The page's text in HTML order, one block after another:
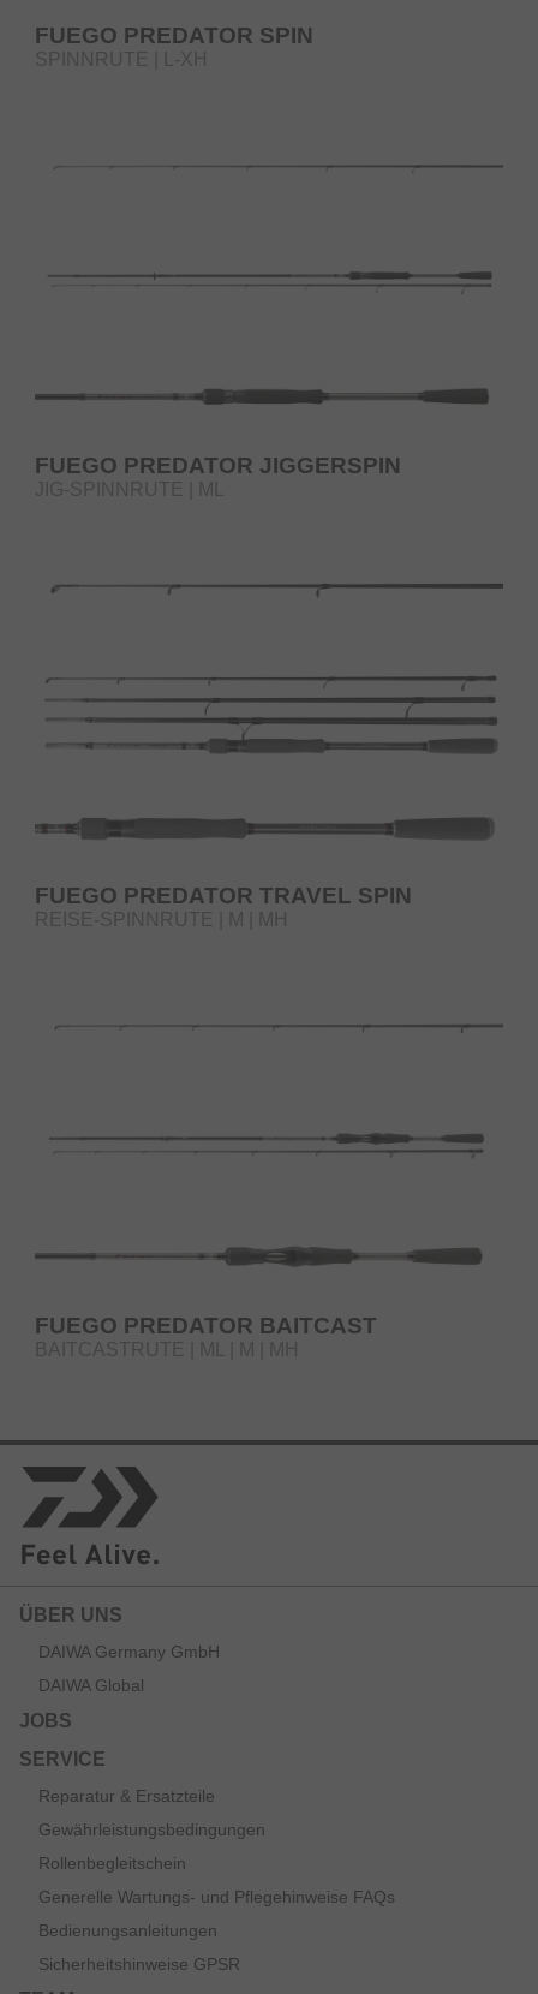
FUEGO PREDATOR SPIN
SPINNRUTE | L-XH
FUEGO PREDATOR JIGGERSPIN
JIG-SPINNRUTE | ML
FUEGO PREDATOR TRAVEL SPIN
REISE-SPINNRUTE | M | MH
FUEGO PREDATOR BAITCAST
BAITCASTRUTE | ML | M | MH
ÜBER UNS
DAIWA Germany GmbH
DAIWA Global
JOBS
SERVICE
Reparatur & Ersatzteile
Gewährleistungsbedingungen
Rollenbegleitschein
Generelle Wartungs- und Pflegehinweise FAQs
Bedienungsanleitungen
Sicherheitshinweise GPSR